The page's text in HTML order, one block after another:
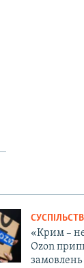
«Крим –
Ozon